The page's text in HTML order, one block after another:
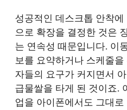
성공적인 데스크톱 안착
으로 확장을 결정한 것은
는 연속성 때문입니다. 이
보를 요약하거나 스케줄
자들의 요구가 커지면서
급물쌀을 타게 된 것이죠.
업을 아이폰에서도 그대